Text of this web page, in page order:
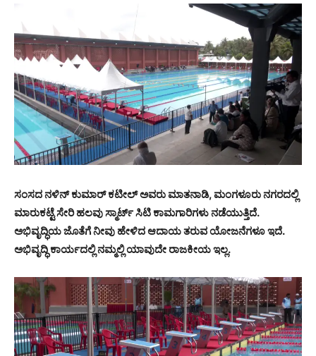
ಸಂಸದ ನಳಿನ್ ಕುಮಾರ್ ಕಟೀಲ್ ಅವರು ಮಾತನಾಡಿ, ಮಂಗಳೂರು ನಗರದಲ್ಲಿ
ಮಾರುಕಟ್ಟೆ ಸೇರಿ ಹಲವು ಸ್ಮಾರ್ಟ್ ಸಿಟಿ ಕಾಮಗಾರಿಗಳು ನಡೆಯುತ್ತಿದೆ.
ಅಭಿವೃದ್ಧಿಯ ಜೊತೆಗೆ ನೀವು ಹೇಳಿದ ಆದಾಯ ತರುವ ಯೋಜನೆಗಳೂ ಇದೆ.
ಅಭಿವೃದ್ಧಿ ಕಾರ್ಯದಲ್ಲಿ ನಮ್ಮಲ್ಲಿ ಯಾವುದೇ ರಾಜಕೀಯ ಇಲ್ಲ.